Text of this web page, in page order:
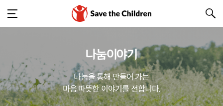
나눔이야기
나눔을 통해 만들어 가는
마음 따뜻한 이야기를 전합니다.